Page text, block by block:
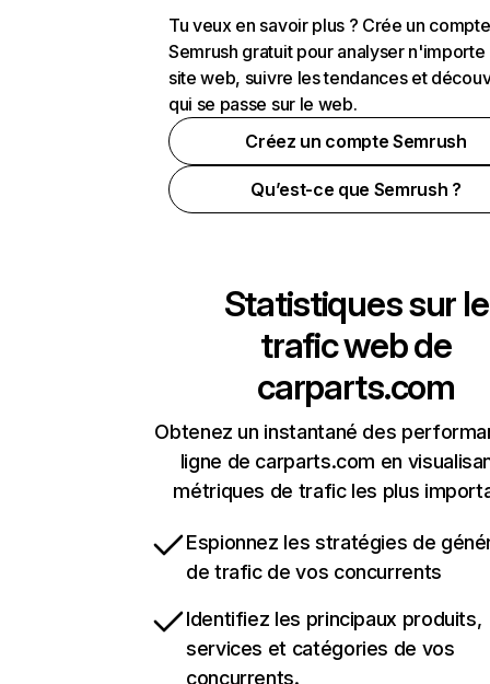
Tu veux en savoir plus ? Crée un compte
Semrush gratuit pour analyser n'importe
site web, suivre les tendances et
qui se passe sur le web.
Créez un compte Semrush
Qu’est-ce que Semrush ?
Statistiques sur le
trafic web de
carparts.com
Obtenez un instantané des
ligne de carparts.com en
métriques de trafic les plus
Espionnez les stratégies de
de trafic de vos concurrents
Identifiez les principaux produits,
services et catégories de vos
concurrents.